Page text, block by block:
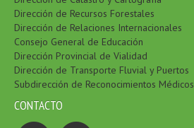
Dirección de Recursos Forestales
Dirección de Relaciones Internacionales
Consejo General de Educación
Dirección Provincial de Vialidad
Dirección de Transporte Fluvial y Puertos
Subdirección de Reconocimientos Médicos
CONTACTO